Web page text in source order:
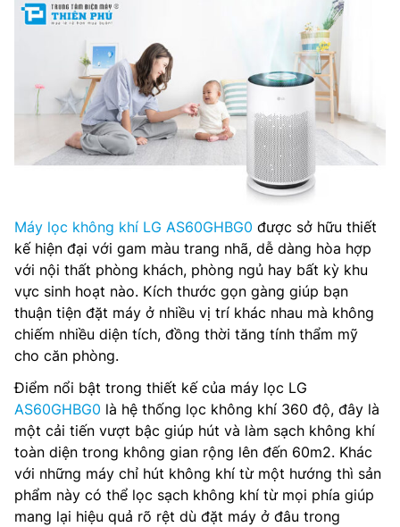
Máy lọc không khí LG AS60GHBG0 được sở hữu thiết
kế hiện đại với gam màu trang nhã, dễ dàng hòa hợp
với nội thất phòng khách, phòng ngủ hay bất kỳ khu
vực sinh hoạt nào. Kích thước gọn gàng giúp bạn
thuận tiện đặt máy ở nhiều vị trí khác nhau mà không
chiếm nhiều diện tích, đồng thời tăng tính thẩm mỹ
cho căn phòng.
Điểm nổi bật trong thiết kế của máy lọc LG
AS60GHBG0 là hệ thống lọc không khí 360 độ, đây là
một cải tiến vượt bậc giúp hút và làm sạch không khí
toàn diện trong không gian rộng lên đến 60m2. Khác
với những máy chỉ hút không khí từ một hướng thì sản
phẩm này có thể lọc sạch không khí từ mọi phía giúp
mang lại hiệu quả rõ rệt dù đặt máy ở đâu trong